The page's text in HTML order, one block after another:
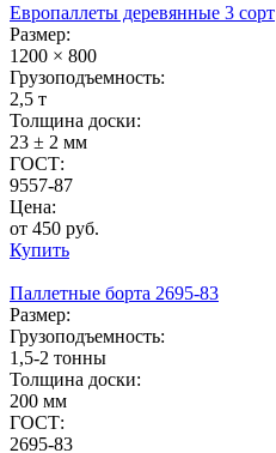
Европаллеты деревянные 3 сорт
Размер:
1200 × 800
Грузоподъемность:
2,5 т
Толщина доски:
23 ± 2 мм
ГОСТ:
9557-87
Цена:
от 450 руб.
Купить
Паллетные борта 2695-83
Размер:
Грузоподъемность:
1,5-2 тонны
Толщина доски:
200 мм
ГОСТ:
2695-83